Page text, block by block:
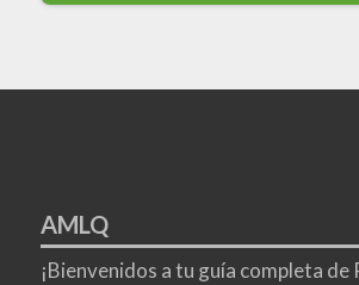
AMLQ
¡Bienvenidos a tu guía completa de